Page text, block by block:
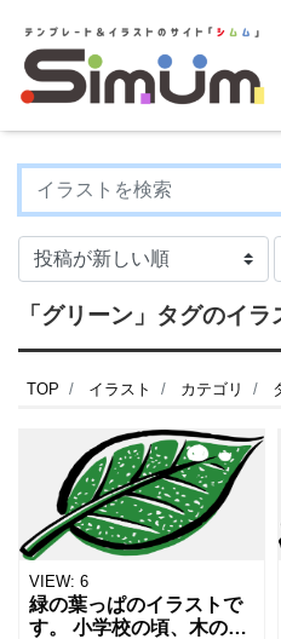
「グリーン」タグのイ
TOP イラスト カテゴリ
VIEW: 6
緑の葉っぱのイラストで
す。 小学校の頃、木の葉